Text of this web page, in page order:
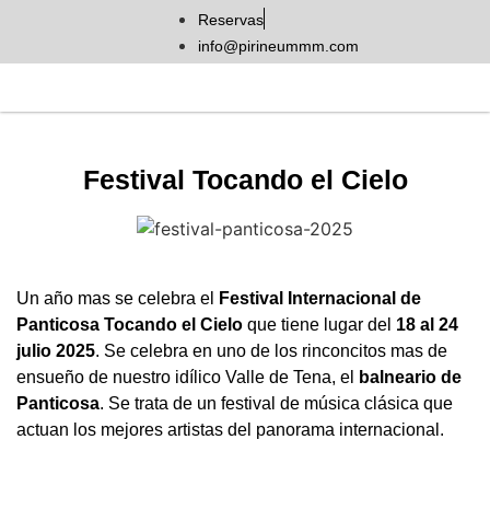
Reservas
info@pirineummm.com
Festival Tocando el Cielo
Un año mas se celebra el
Festival Internacional de
Panticosa Tocando el Cielo que tiene lugar del 18 al 24
julio 2025. Se celebra en uno de los rinconcitos mas de
ensueño de nuestro idílico Valle de Tena, el
balneario de
Panticosa. Se trata de un festival de música clásica que
actuan los mejores artistas del panorama internacional.